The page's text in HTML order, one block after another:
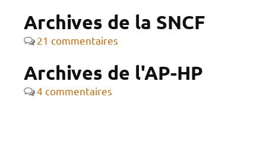
Archives de la SNCF
21 commentaires
Archives de l'AP-HP
4 commentaires